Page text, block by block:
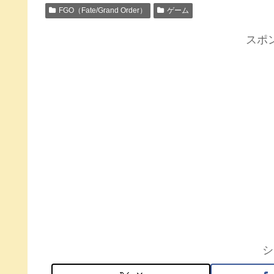
FGO（Fate/Grand Order） ゲーム
スポ